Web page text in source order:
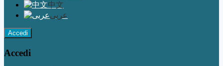
中文
عربى
Accedi
Accedi